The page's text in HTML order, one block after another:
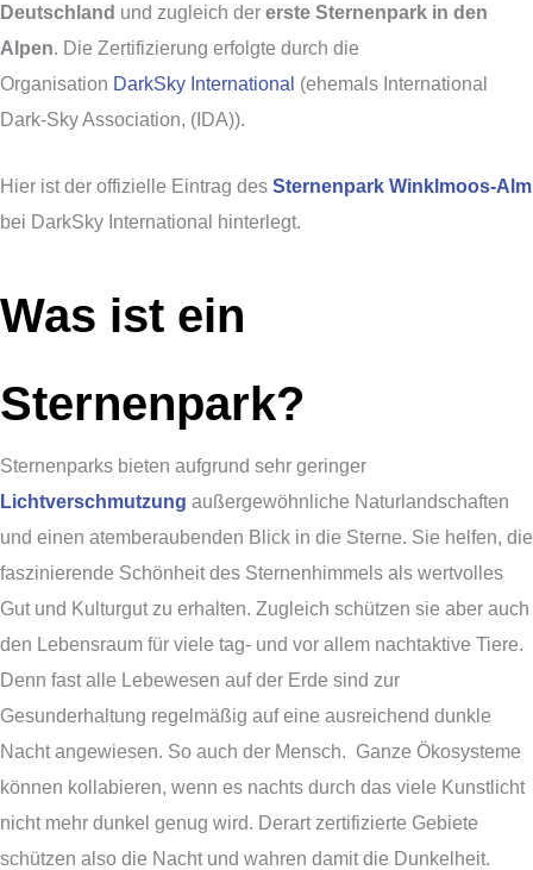
Deutschland und zugleich der erste Sternenpark in den
Alpen. Die Zertifizierung erfolgte durch die
Organisation DarkSky International (ehemals International
Dark-Sky Association, (IDA)).
Hier ist der offizielle Eintrag des Sternenpark Winklmoos-Alm
bei DarkSky International hinterlegt.
Was ist ein
Sternenpark?
Sternenparks bieten aufgrund sehr geringer
Lichtverschmutzung außergewöhnliche Naturlandschaften
und einen atemberaubenden Blick in die Sterne. Sie helfen, die
faszinierende Schönheit des Sternenhimmels als wertvolles
Gut und Kulturgut zu erhalten. Zugleich schützen sie aber auch
den Lebensraum für viele tag- und vor allem nachtaktive Tiere.
Denn fast alle Lebewesen auf der Erde sind zur
Gesunderhaltung regelmäßig auf eine ausreichend dunkle
Nacht angewiesen. So auch der Mensch. Ganze Ökosysteme
können kollabieren, wenn es nachts durch das viele Kunstlicht
nicht mehr dunkel genug wird. Derart zertifizierte Gebiete
schützen also die Nacht und wahren damit die Dunkelheit.